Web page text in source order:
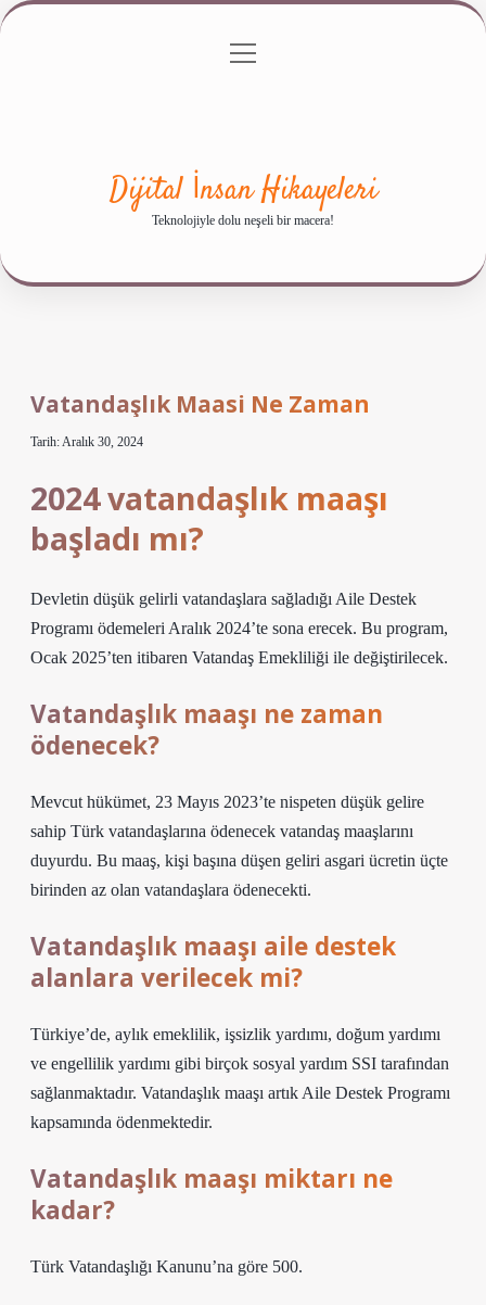
Gizlilik Politikası
menüyü
Dijital İnsan Hikayeleri
Teknolojiyle dolu neşeli bir macera!
Vatandaşlık Maasi Ne Zaman
Tarih: Aralık 30, 2024
2024 vatandaşlık maaşı
başladı mı?
Devletin düşük gelirli vatandaşlara sağladığı Aile Destek
Programı ödemeleri Aralık 2024’te sona erecek. Bu program,
Ocak 2025’ten itibaren Vatandaş Emekliliği ile değiştirilecek.
Vatandaşlık maaşı ne zaman
ödenecek?
Mevcut hükümet, 23 Mayıs 2023’te nispeten düşük gelire
sahip Türk vatandaşlarına ödenecek vatandaş maaşlarını
duyurdu. Bu maaş, kişi başına düşen geliri asgari ücretin üçte
birinden az olan vatandaşlara ödenecekti.
Vatandaşlık maaşı aile destek
alanlara verilecek mi?
Türkiye’de, aylık emeklilik, işsizlik yardımı, doğum yardımı
ve engellilik yardımı gibi birçok sosyal yardım SSI tarafından
sağlanmaktadır. Vatandaşlık maaşı artık Aile Destek Programı
kapsamında ödenmektedir.
Vatandaşlık maaşı miktarı ne
kadar?
Türk Vatandaşlığı Kanunu’na göre 500.